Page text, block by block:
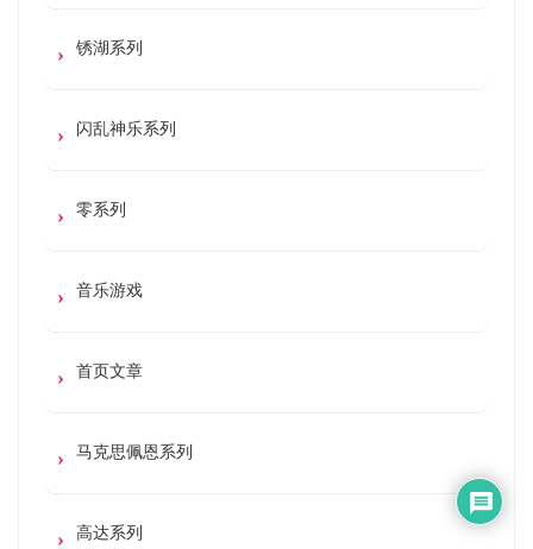
锈湖系列
闪乱神乐系列
零系列
音乐游戏
首页文章
马克思佩恩系列
高达系列